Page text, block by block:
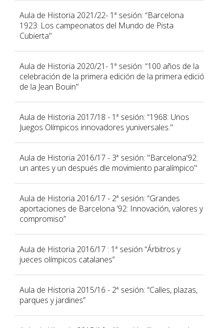
Aula de Historia 2021/22- 1ª sesión: “Barcelona
1923: Los campeonatos del Mundo de Pista
Cubierta"
Aula de Historia 2020/21- 1ª sesión: “100 años de la
celebración de la primera edición de la primera edició
de la Jean Bouin"
Aula de Historia 2017/18 - 1ª sesión: “1968: Unos
Juegos Olímpicos innovadores yuniversales."
Aula de Historia 2016/17 - 3ª sesión: "Barcelona'92:
un antes y un después dle movimiento paralímpico"
Aula de Historia 2016/17 - 2ª sesión: “Grandes
aportaciones de Barcelona ’92: Innovación, valores y
compromiso”
Aula de Historia 2016/17 : 1ª sesión “Árbitros y
jueces olímpicos catalanes”
Aula de Historia 2015/16 - 2ª sesión: “Calles, plazas,
parques y jardines”